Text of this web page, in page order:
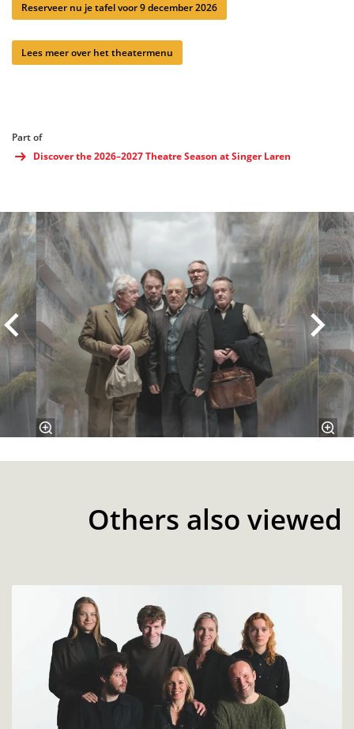
Reserveer nu je tafel voor 9 december 2026
Lees meer over het theatermenu
Part of
Discover the 2026–2027 Theatre Season at Singer Laren
Skip
Others also viewed